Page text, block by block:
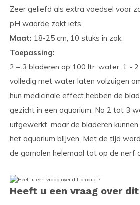
Zeer geliefd als extra voedsel voor
pH waarde zakt iets.
Maat: 18-25 cm, 10 stuks in zak.
Toepassing:
2 – 3 bladeren op 100 ltr. water. 1 -
volledig met water laten volzuigen
hun medicinale effect hebben de
gezicht in een aquarium. Na 2 tot 3
uitgewerkt, maar de bladeren
het aquarium blijven. Met de tijd
de garnalen helemaal tot op de nerf
Heeft u een vraag over